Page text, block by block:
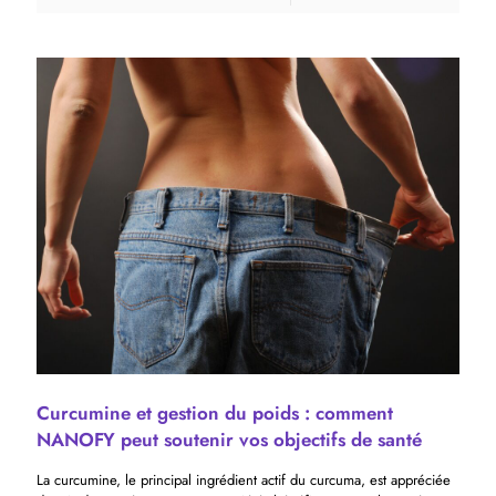
Curcumine et gestion du poids : comment
NANOFY peut soutenir vos objectifs de santé
La curcumine, le principal ingrédient actif du curcuma, est appréciée